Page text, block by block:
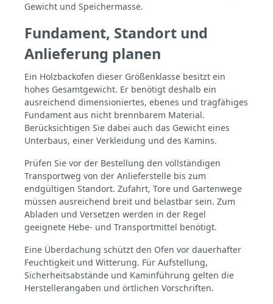
Gewicht und Speichermasse.
Fundament, Standort und
Anlieferung planen
Ein Holzbackofen dieser Größenklasse besitzt ein
hohes Gesamtgewicht. Er benötigt deshalb ein
ausreichend dimensioniertes, ebenes und tragfähiges
Fundament aus nicht brennbarem Material.
Berücksichtigen Sie dabei auch das Gewicht eines
Unterbaus, einer Verkleidung und des Kamins.
Prüfen Sie vor der Bestellung den vollständigen
Transportweg von der Anlieferstelle bis zum
endgültigen Standort. Zufahrt, Tore und Gartenwege
müssen ausreichend breit und belastbar sein. Zum
Abladen und Versetzen werden in der Regel
geeignete Hebe- und Transportmittel benötigt.
Eine Überdachung schützt den Ofen vor dauerhafter
Feuchtigkeit und Witterung. Für Aufstellung,
Sicherheitsabstände und Kaminführung gelten die
Herstellerangaben und örtlichen Vorschriften.